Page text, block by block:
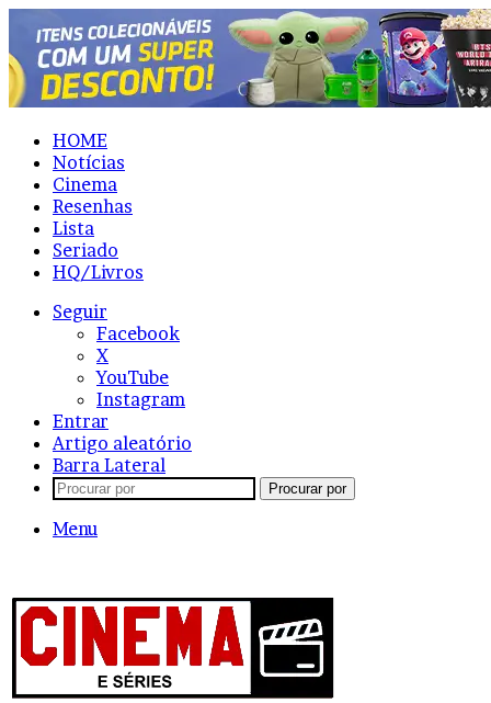
HOME
Notícias
Cinema
Resenhas
Lista
Seriado
HQ/Livros
Seguir
Facebook
X
YouTube
Instagram
Entrar
Artigo aleatório
Barra Lateral
Procurar por
Menu